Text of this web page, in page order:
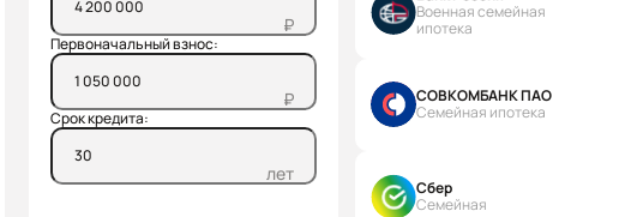
₽
Первоначальный взнос:
₽
Срок кредита:
лет
Военная семейная
ипотека
СОВКОМБАНК ПАО
Семейная ипотека
Сбер
Семейная